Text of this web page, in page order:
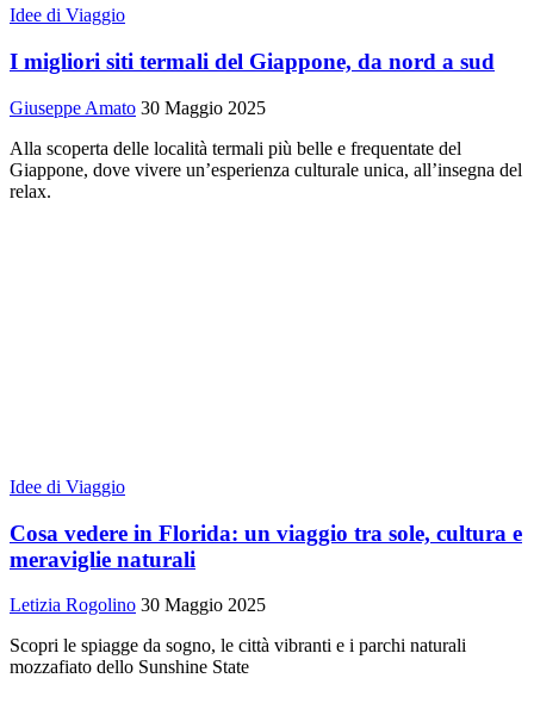
Idee di Viaggio
I migliori siti termali del Giappone, da nord a sud
Giuseppe Amato 30 Maggio 2025
Alla scoperta delle località termali più belle e frequentate del
Giappone, dove vivere un’esperienza culturale unica, all’insegna del
relax.
Idee di Viaggio
Cosa vedere in Florida: un viaggio tra sole, cultura e
meraviglie naturali
Letizia Rogolino 30 Maggio 2025
Scopri le spiagge da sogno, le città vibranti e i parchi naturali
mozzafiato dello Sunshine State